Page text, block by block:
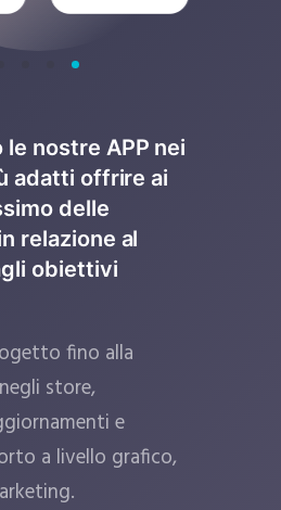
le nostre APP nei
adatti offrire ai
delle
relazione al
obiettivi
fino alla
store,
e
a livello grafico,